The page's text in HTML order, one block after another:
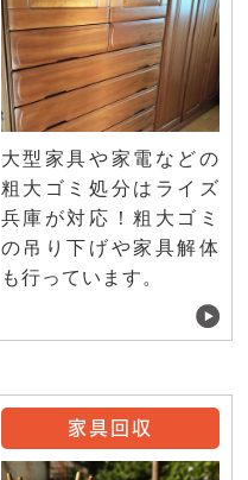
大型家具や家電などの
粗大ゴミ処分はライズ
兵庫が対応！粗大ゴミ
の吊り下げや家具解体
も行っています。
家具回収